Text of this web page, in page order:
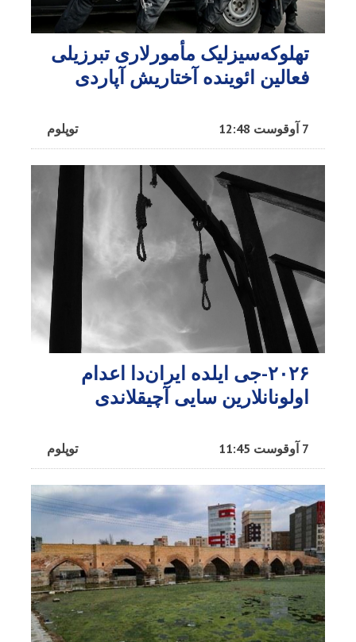
تهلوکه‌سیزلیک مأمورلاری تبرزیلی
فعالین ائوینده آختاریش آپاردی
توپلوم 7 آوقوست 12:48
۲۰۲۶-جی ایلده ایران‌دا اعدام
اولونانلارین سایی آچیقلاندی
توپلوم 7 آوقوست 11:45